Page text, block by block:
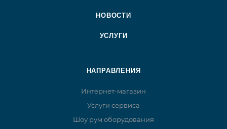
НОВОСТИ
УСЛУГИ
НАПРАВЛЕНИЯ
Интернет-магазин
Услуги сервиса
Шоу рум оборудования